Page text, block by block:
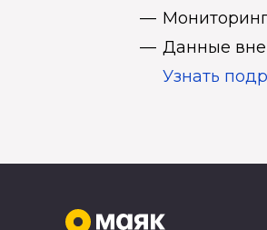
Данные
Узнать